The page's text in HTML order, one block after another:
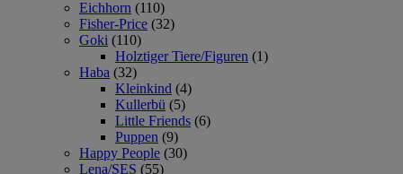
Eichhorn (110)
Fisher-Price (32)
Goki (110)
Holztiger Tiere/Figuren (1)
Haba (32)
Kleinkind (4)
Kullerbü (5)
Little Friends (6)
Puppen (9)
Happy People (30)
Lena/SES (55)